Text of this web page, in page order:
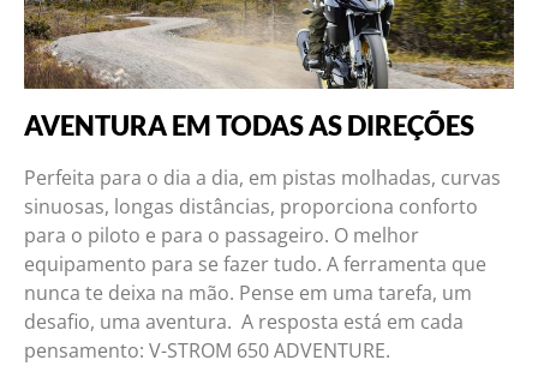
AVENTURA EM TODAS AS DIREÇÕES
Perfeita para o dia a dia, em pistas molhadas, curvas
sinuosas, longas distâncias, proporciona conforto
para o piloto e para o passageiro. O melhor
equipamento para se fazer tudo. A ferramenta que
nunca te deixa na mão. Pense em uma tarefa, um
desafio, uma aventura. A resposta está em cada
pensamento: V-STROM 650 ADVENTURE.